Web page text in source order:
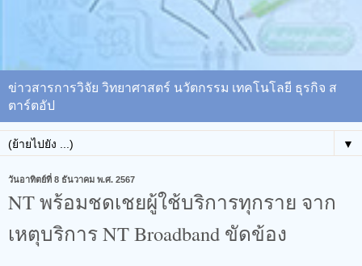
ข่าวสารการวิจัย วิทยาศาสตร์ นวัตกรรม เทคโนโลยี ธุรกิจ ส
ตาร์ตอัป
▼
วันอาทิตย์ที่ 8 ธันวาคม พ.ศ. 2567
NT พร้อมชดเชยผู้ใช้บริการทุกราย จาก
เหตุบริการ NT Broadband ขัดข้อง